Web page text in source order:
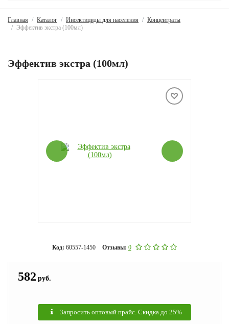
Главная Каталог Инсектициды для населения
Концентраты
Эффектив экстра (100мл)
Эффектив экстра (100мл)
Код: 60557-1450 Отзывы: 0
582 руб.
Запросить оптовый прайс. Скидка до 25%